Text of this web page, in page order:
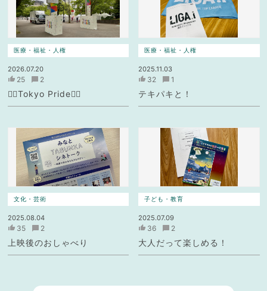
医療・福祉・人権
2026.07.20
25 2
🏳️‍🌈Tokyo Pride🏳️‍🌈
医療・福祉・人権
2025.11.03
32 1
テキパキと！
文化・芸術
2025.08.04
35 2
上映後のおしゃべり
子ども・教育
2025.07.09
36 2
大人だって楽しめる！